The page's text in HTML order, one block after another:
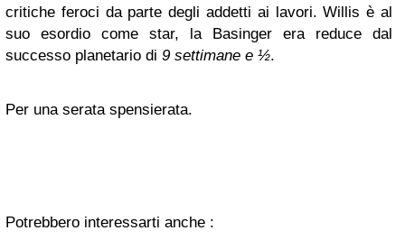
critiche feroci da parte degli addetti ai lavori. Willis è al
suo esordio come star, la Basinger era reduce dal
successo planetario di 9 settimane e ½.
Per una serata spensierata.
Potrebbero interessarti anche :